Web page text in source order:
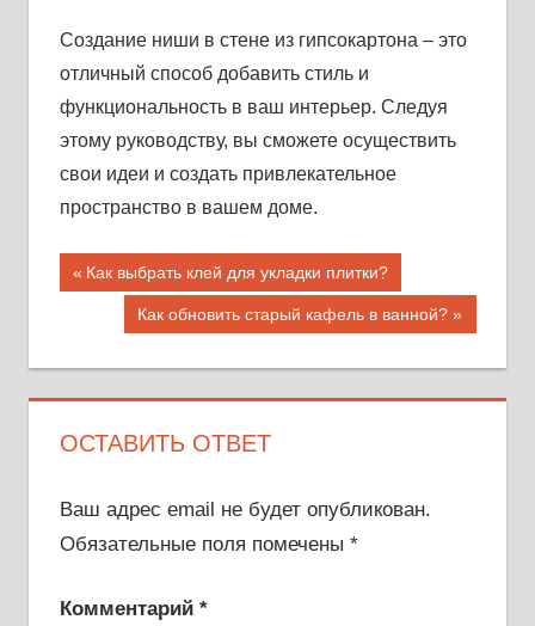
Создание ниши в стене из гипсокартона – это
отличный способ добавить стиль и
функциональность в ваш интерьер. Следуя
этому руководству, вы сможете осуществить
свои идеи и создать привлекательное
пространство в вашем доме.
Навигация
записям
Предыдущая
запись;
Как выбрать клей для укладки плитки?
Следующая
Как обновить старый кафель в ванной?
ОСТАВИТЬ ОТВЕТ
Ваш адрес email не будет опубликован.
Обязательные поля помечены *
Комментарий *